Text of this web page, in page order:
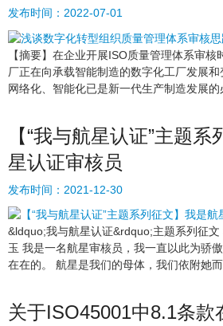
发布时间： 2022-07-01
【摘要】在企业开展ISO质量管理体系审
厂正在向承载智能制造的数字化工厂发展和
网络化、智能化已是新一代生产制造发展的
【“我与航星认证”主题
星认证审核员
发布时间： 2021-12-30
&ldquo;我与航星认证&rdquo;主题系列征
玉 我是一名航星审核员，我一直以此为骄
在在的。 航星是我们的母体，我们依附她
关于ISO45001中8.1条款